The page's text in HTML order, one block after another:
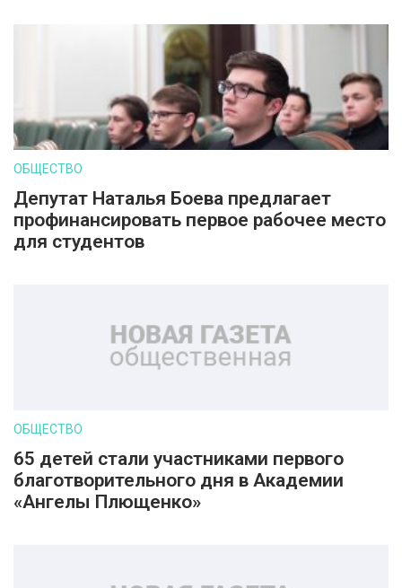
ОБЩЕСТВО
Депутат Наталья Боева предлагает
профинансировать первое рабочее место
для студентов
ОБЩЕСТВО
65 детей стали участниками первого
благотворительного дня в Академии
«Ангелы Плющенко»